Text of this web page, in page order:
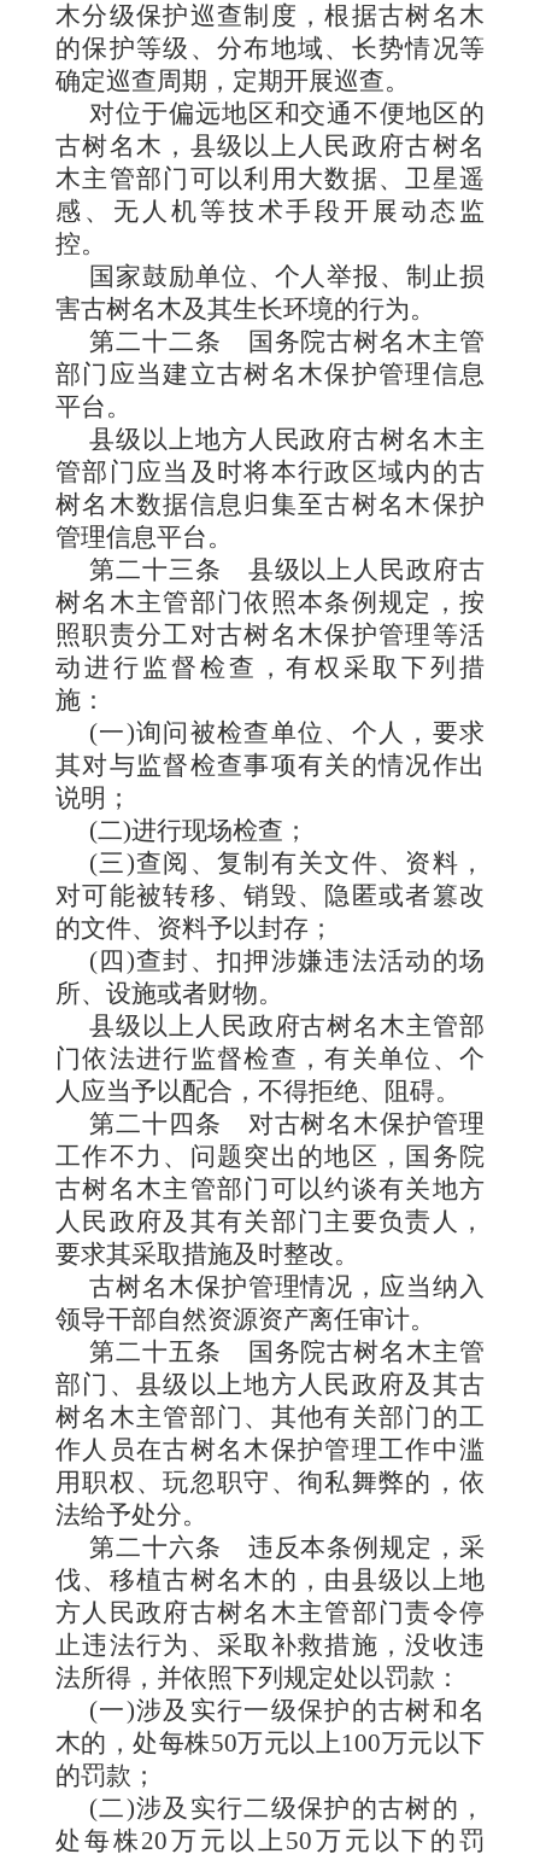
木分级保护巡查制度，根据古树名木
的保护等级、分布地域、长势情况等
确定巡查周期，定期开展巡查。
对位于偏远地区和交通不便地区的
古树名木，县级以上人民政府古树名
木主管部门可以利用大数据、卫星遥
感、无人机等技术手段开展动态监
控。
国家鼓励单位、个人举报、制止损
害古树名木及其生长环境的行为。
第二十二条
国务院古树名木主管
部门应当建立古树名木保护管理信息
平台。
县级以上地方人民政府古树名木主
管部门应当及时将本行政区域内的古
树名木数据信息归集至古树名木保护
管理信息平台。
第二十三条 县级以上人民政府古
树名木主管部门依照本条例规定，按
照职责分工对古树名木保护管理等活
动进行监督检查，有权采取下列措
施：
(一)询问被检查单位、个人，要求
其对与监督检查事项有关的情况作出
说明；
(二)进行现场检查；
(三)查阅、复制有关文件、资料，
对可能被转移、销毁、隐匿或者篡改
的文件、资料予以封存；
(四)查封、扣押涉嫌违法活动的场
所、设施或者财物。
县级以上人民政府古树名木主管部
门依法进行监督检查，有关单位、个
人应当予以配合，不得拒绝、阻碍。
第二十四条 对古树名木保护管理
工作不力、问题突出的地区，国务院
古树名木主管部门可以约谈有关地方
人民政府及其有关部门主要负责人，
要求其采取措施及时整改。
古树名木保护管理情况，应当纳入
领导干部自然资源资产离任审计。
第二十五条
国务院古树名木主管
部门、县级以上地方人民政府及其古
树名木主管部门、其他有关部门的工
作人员在古树名木保护管理工作中滥
用职权、玩忽职守、徇私舞弊的，依
法给予处分。
第二十六条 违反本条例规定，采
伐、移植古树名木的，由县级以上地
方人民政府古树名木主管部门责令停
止违法行为、采取补救措施，没收违
法所得，并依照下列规定处以罚款：
(一)涉及实行一级保护的古树和名
木的，处每株50万元以上100万元以下
的罚款；
(二)涉及实行二级保护的古树的，
处每株20万元以上50万元以下的罚